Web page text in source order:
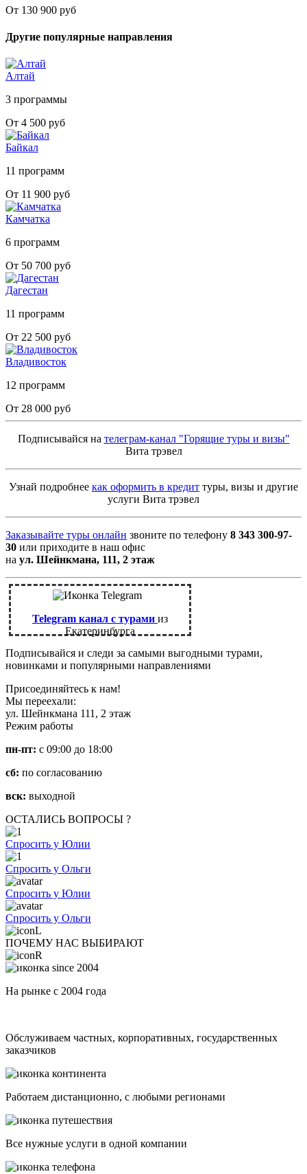
От 130 900 руб
Другие популярные направления
Алтай
3 программы
От 4 500 руб
Байкал
11 программ
От 11 900 руб
Камчатка
6 программ
От 50 700 руб
Дагестан
11 программ
От 22 500 руб
Владивосток
12 программ
От 28 000 руб
Подписывайся на телеграм-канал "Горящие туры и визы"
Вита трэвел
Узнай подробнее как оформить в кредит туры, визы и другие
услуги Вита трэвел
Заказывайте туры онлайн звоните по телефону 8 343 300-97-
30 или приходите в наш офис
на ул. Шейнкмана, 111, 2 этаж
Telegram канал с турами из
Екатеринбурга
Подписывайся и следи за самыми выгодными турами,
новинками и популярными направлениями
Присоединяйтесь к нам!
Мы переехали:
ул. Шейнкмана 111, 2 этаж
Режим работы
пн-пт: с 09:00 до 18:00
сб: по согласованию
вск: выходной
ОСТАЛИСЬ ВОПРОСЫ ?
Спросить у Юлии
Спросить у Ольги
Спросить у Юлии
Спросить у Ольги
ПОЧЕМУ НАС ВЫБИРАЮТ
На рынке с 2004 года
Обслуживаем частных, корпоративных, государственных
заказчиков
Работаем дистанционно, с любыми регионами
Все нужные услуги в одной компании